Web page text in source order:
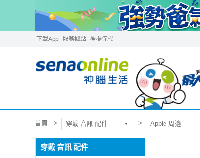
下載App 服務據點 神揚保代
首頁 穿戴 音訊 配件 Apple 周邊
穿戴 音訊 配件